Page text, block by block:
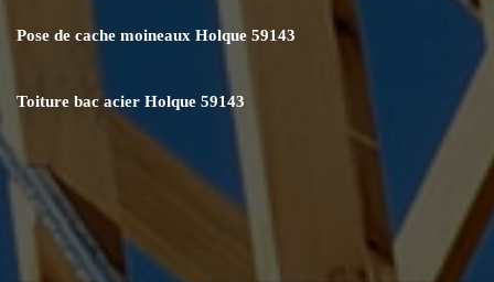
Pose de cache moineaux Holque 59143
Toiture bac acier Holque 59143